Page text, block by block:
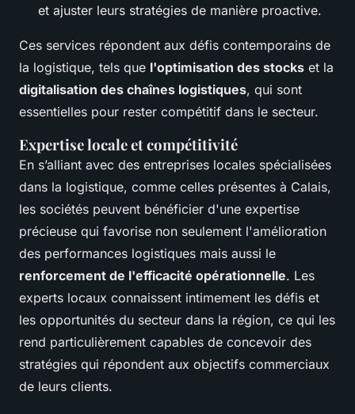
et ajuster leurs stratégies de manière proactive.
Ces services répondent aux défis contemporains de
la logistique, tels que l'optimisation des stocks et la
digitalisation des chaînes logistiques, qui sont
essentielles pour rester compétitif dans le secteur.
Expertise locale et compétitivité
En s’alliant avec des entreprises locales spécialisées
dans la logistique, comme celles présentes à Calais,
les sociétés peuvent bénéficier d'une expertise
précieuse qui favorise non seulement l'amélioration
des performances logistiques mais aussi le
renforcement de l'efficacité opérationnelle. Les
experts locaux connaissent intimement les défis et
les opportunités du secteur dans la région, ce qui les
rend particulièrement capables de concevoir des
stratégies qui répondent aux objectifs commerciaux
de leurs clients.